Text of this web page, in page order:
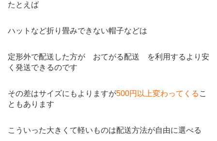
たとえば
ハットなど折り畳みできない帽子などは
定形外で配送した方が おてがる配送 を利用するより安
く発送できるのです
その差はサイズにもよりますが500円以上変わってくる こ
ともあります
こういった大きくて軽いものは配送方法が自由に選べる